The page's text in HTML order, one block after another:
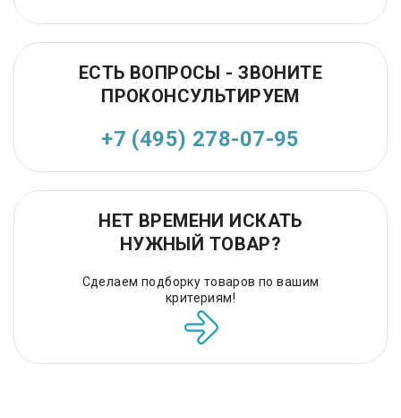
ЕСТЬ ВОПРОСЫ - ЗВОНИТЕ
ПРОКОНСУЛЬТИРУЕМ
+7 (495) 278-07-95
НЕТ ВРЕМЕНИ ИСКАТЬ
НУЖНЫЙ ТОВАР?
Сделаем подборку товаров по вашим
критериям!